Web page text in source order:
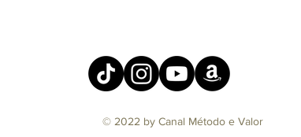
© 2022 by Canal Método e Valor